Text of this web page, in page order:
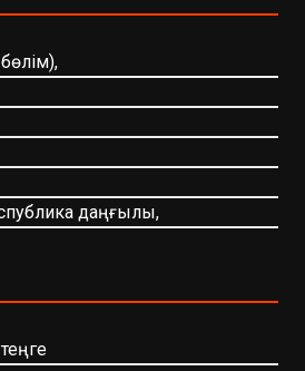
даңғылы,